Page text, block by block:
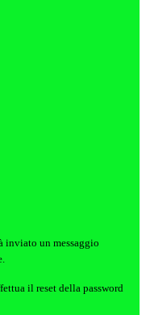
inviato un messaggio
il reset della password